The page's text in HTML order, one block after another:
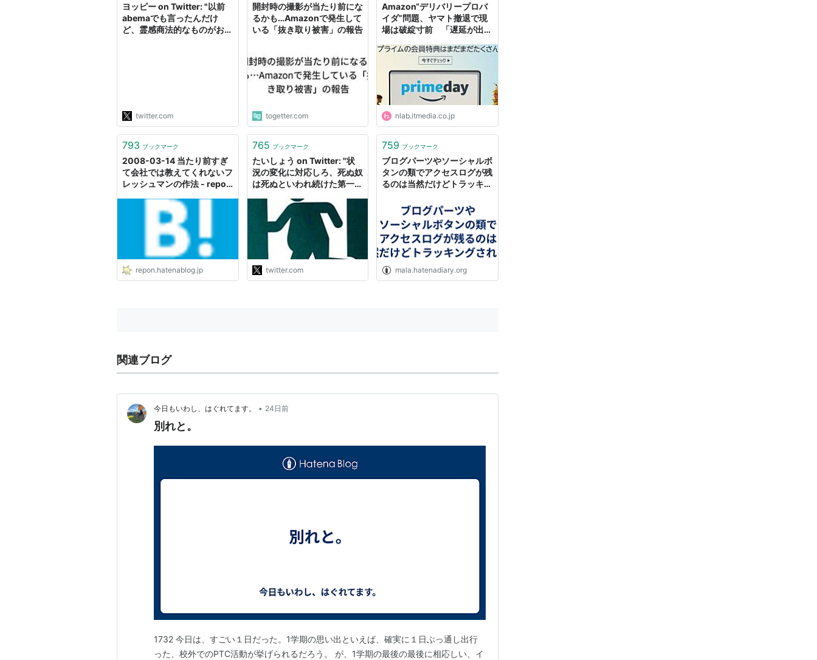
前。商...
ヨッピー on Twitter: "以前
abemaでも言ったんだけ
ど、霊感商法的なものがおし
制した方が良いと思う。"
twitter.com
開封時の撮影が当たり前にな
るかも…Amazonで発生して
いる「抜き取り被害」の報告
togetter.com
Amazon“デリバリープロバ
イダ”問題、ヤマト撤退で現
場は破綻寸前 「遅延が出て
終業は28時」 | ねとらぼ
nlab.itmedia.co.jp
793 ブックマーク
2008-03-14 当たり前すぎ
て会社では教えてくれないフ
レッシュマンの作法 - repon
repon.hatenablog.jp
765 ブックマーク
たいしょう on Twitter: "状
況の変化に対応しろ、死ぬ奴
は死ぬといわれ続けた第一次
ての業種への支援に反対しま
す。つぶれる会社がつぶれる
だけ。甘えるな。経営者だの
オーナーだのが没落していく
のが当たり前になるのが危機
というもので、備えなかった
のが悪い、自己責任。今回は
twitter.com
759 ブックマーク
ブログパーツやソーシャルボ
タンの類でアクセスログが残
るのは当然だけどトラッキン
っていない - 最速転職研究会
mala.hatenadiary.org
関連ブログ
今日もいわし、はぐれてます。 • 24日前
別れと。
1732 今日は、すごい１日だった。1学期の思い出といえば、確実に１日ぶっ通し出行
った、校外でのPTC活動が挙げられるだろう。 が、1学期の最後の最後に相応しい、イ